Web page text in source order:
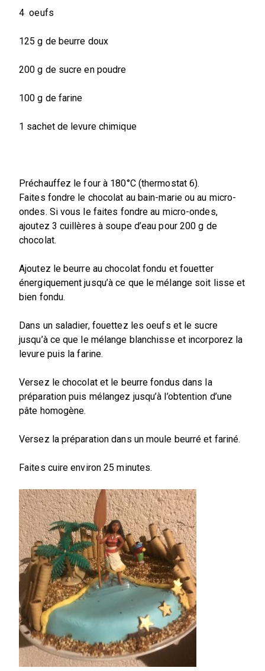
4 oeufs
125 g de beurre doux
200 g de sucre en poudre
100 g de farine
1 sachet de levure chimique
Préchauffez le four à 180°C (thermostat 6).
Faites fondre le chocolat au bain-marie ou au micro-
ondes. Si vous le faites fondre au micro-ondes,
ajoutez 3 cuillères à soupe d’eau pour 200 g de
chocolat.
Ajoutez le beurre au chocolat fondu et fouetter
énergiquement jusqu’à ce que le mélange soit lisse et
bien fondu.
Dans un saladier, fouettez les oeufs et le sucre
jusqu’à ce que le mélange blanchisse et incorporez la
levure puis la farine.
Versez le chocolat et le beurre fondus dans la
préparation puis mélangez jusqu’à l’obtention d’une
pâte homogène.
Versez la préparation dans un moule beurré et fariné.
Faites cuire environ 25 minutes.